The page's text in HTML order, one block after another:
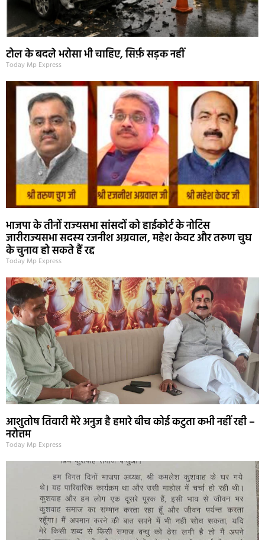
टोल के बदले भरोसा भी चाहिए, सिर्फ़ सड़क नहीं
Today Mp Express
भाजपा के तीनों राज्यसभा सांसदों को हाईकोर्ट के नोटिस
जारीराज्यसभा सदस्य रजनीश अग्रवाल, महेश केवट और तरुण चुघ
के चुनाव हो सकते हैं रद्द
Today Mp Express
आशुतोष तिवारी मेरे अनुज है हमारे बीच कोई कटुता कभी नहीं रही –
नरोत्तम
Today Mp Express